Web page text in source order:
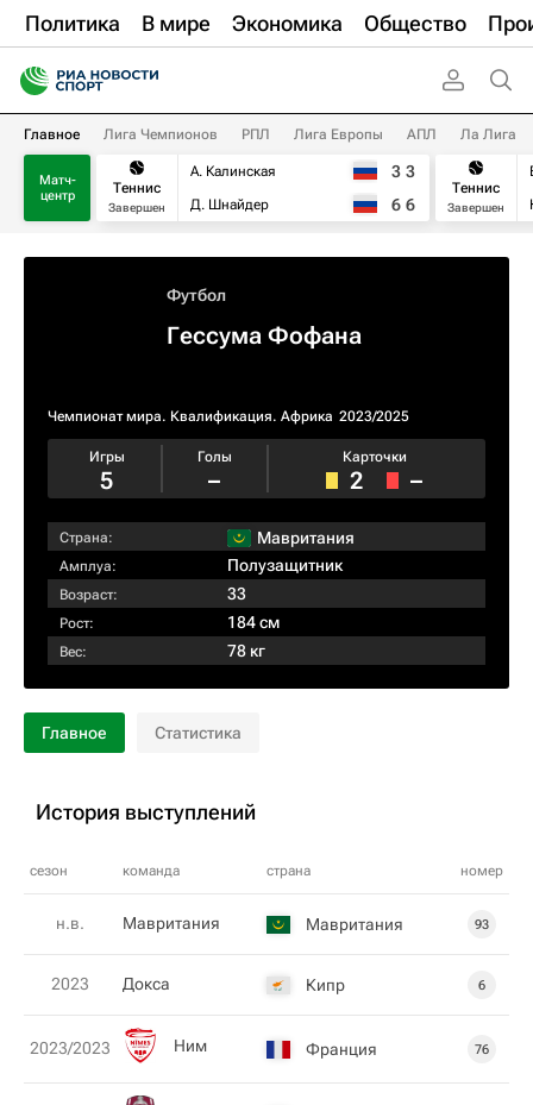
Политика В мире Экономика Общество
Главное Лига Чемпионов РПЛ Лига Европы АПЛ Ла Лига
Матч-
центр
Теннис
Завершен
А. Калинская
Д. Шнайдер
3 3
6 6
Теннис
Завершен
Футбол
Гессума Фофана
Чемпионат мира. Квалификация. Африка 2023/2025
Игры
5
Голы
–
Карточки
2 –
Страна: Мавритания
Амплуа: Полузащитник
Возраст: 33
Рост: 184 см
Вес: 78 кг
Главное Статистика
История выступлений
сезон команда страна номер
н.в. Мавритания Мавритания 93
2023 Докса Кипр 6
2023/2023 Ним Франция 76